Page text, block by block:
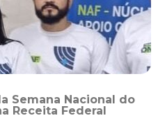
Semana Nacional do
Receita Federal